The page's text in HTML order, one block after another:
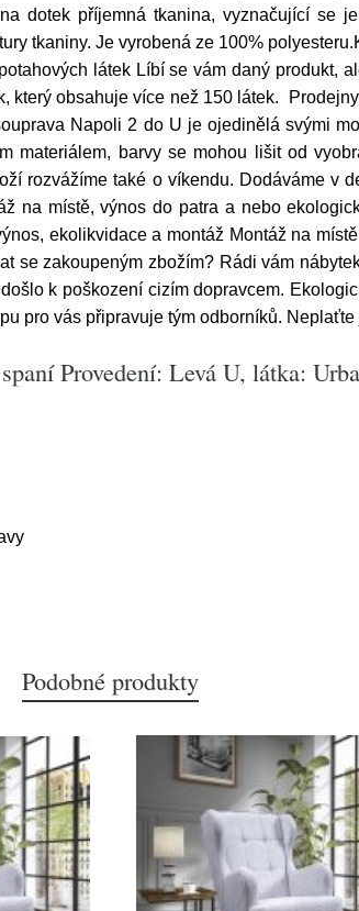
dotek příjemná tkanina, vyznačující se
tkaniny. Je vyrobená ze 100%
látek Líbí se vám daný produkt,
který obsahuje více než 150 látek.
Napoli 2 do U je ojedinělá svými
materiálem, barvy se mohou lišit od
rozvážíme také o víkendu. Dodáváme v
na místě, výnos do patra a nebo
ekolikvidace a montáž Montáž na
se zakoupeným zbožím? Rádi vám
k poškození cizím dopravcem.
pro vás připravuje tým odborníků.
Provedení: Levá U, látka:
Podobné produkty